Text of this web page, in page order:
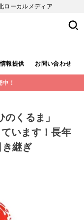
ローカルメディア
情報提供 お問い合わせ
！
のくるま」
います！長年
継ぎ